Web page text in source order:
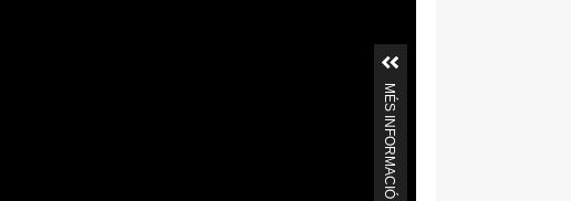
MÉS INFORMACIÓ